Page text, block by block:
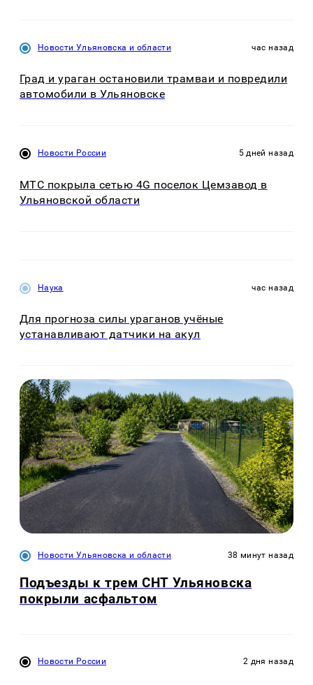
Новости Ульяновска и области час назад
Град и ураган остановили трамваи и повредили
автомобили в Ульяновске
Новости России 5 дней назад
МТС покрыла сетью 4G поселок Цемзавод в
Ульяновской области
Наука час назад
Для прогноза силы ураганов учёные
устанавливают датчики на акул
Новости Ульяновска и области 38 минут назад
Подъезды к трем СНТ Ульяновска
покрыли асфальтом
Новости России 2 дня назад